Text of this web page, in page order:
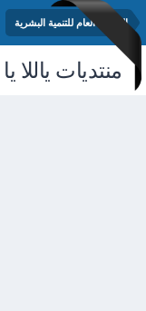
المنتدى العام للتنمية البشرية
منتديات ياللا